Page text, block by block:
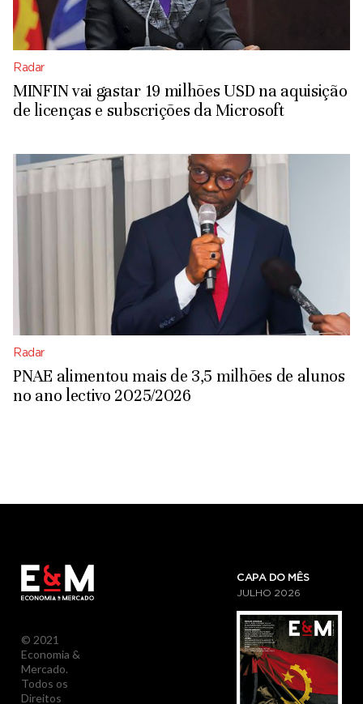
Radar
MINFIN vai gastar 19 milhões USD na aquisição
de licenças e subscrições da Microsoft
Radar
PNAE alimentou mais de 3,5 milhões de alunos
no ano lectivo 2025/2026
© 2021
Economia &
Mercado.
Todos os
Direitos
CAPA DO MÊS
JULHO 2026